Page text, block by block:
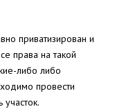
приватизирован и
права на такой
либо либо
провести